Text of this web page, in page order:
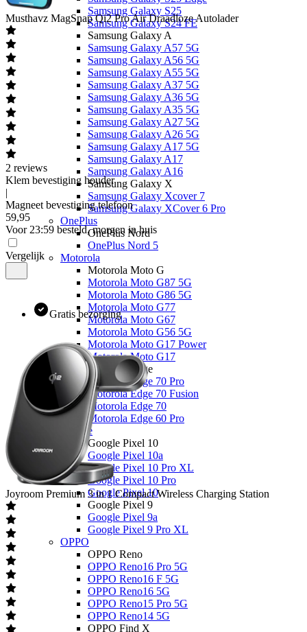
Samsung Galaxy S25
Samsung Galaxy S24 FE
Samsung Galaxy A
Samsung Galaxy A57 5G
Samsung Galaxy A56 5G
Samsung Galaxy A55 5G
Samsung Galaxy A37 5G
Samsung Galaxy A36 5G
Samsung Galaxy A35 5G
Samsung Galaxy A27 5G
Samsung Galaxy A26 5G
Samsung Galaxy A17 5G
Samsung Galaxy A17
Samsung Galaxy A16
Samsung Galaxy X
Samsung Galaxy Xcover 7
Samsung Galaxy XCover 6 Pro
OnePlus
OnePlus Nord
OnePlus Nord 5
Motorola
Motorola Moto G
Motorola Moto G87 5G
Motorola Moto G86 5G
Motorola Moto G77
Motorola Moto G67
Motorola Moto G56 5G
Motorola Moto G17 Power
Motorola Moto G17
Motorola Edge
Motorola Edge 70 Pro
Motorola Edge 70 Fusion
Motorola Edge 70
Motorola Edge 60 Pro
Google
Google Pixel 10
Google Pixel 10a
Google Pixel 10 Pro XL
Google Pixel 10 Pro
Google Pixel 10
Google Pixel 9
Google Pixel 9a
Google Pixel 9 Pro XL
OPPO
OPPO Reno
OPPO Reno16 Pro 5G
OPPO Reno16 F 5G
OPPO Reno16 5G
OPPO Reno15 Pro 5G
OPPO Reno14 5G
OPPO Find X
Musthavz MagSnap Qi2 Pro Air Draadloze Autolader
2 reviews
Klem bevestiging houder
|
Magneet bevestiging telefoon
59,95
Voor 23:59 besteld, morgen in huis
Vergelijk
Gratis bezorging
Joyroom Premium 3 in 1 Compact Wireless Charging Station